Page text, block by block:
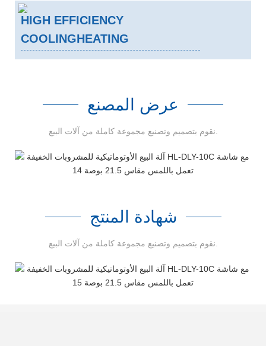
HIGH EFFICIENCY
COOLINGHEATING
عرض المصنع
شهادة المنتج